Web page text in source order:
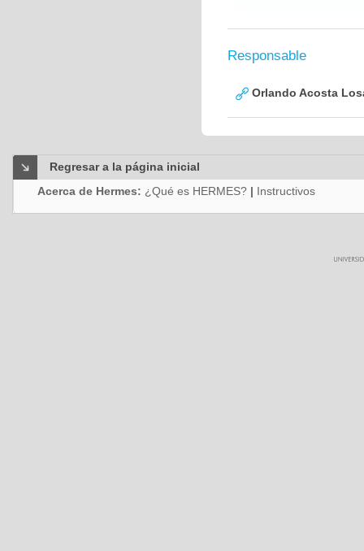
Responsable
Orlando Acosta
Regresar a la página inicial
Acerca de Hermes: ¿Qué es HERMES? | Instructivos